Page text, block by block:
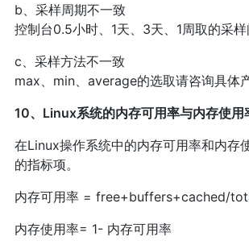
b、采样周期不一致
控制台0.5小时、1天、3天、1周取的采
c、采样方法不一致
max、min、average的选取请咨询具体
10、Linux系统的内存可用率与内存使用
在Linux操作系统中的内存可用率和内存
的指标项。
内存可用率 = free+buffers+cached/
内存使用率= 1- 内存可用率